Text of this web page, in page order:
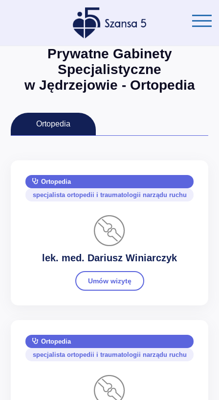
Prywatne Gabinety
Specjalistyczne
w Jędrzejowie - Ortopedia
Ortopedia
Ortopedia
specjalista ortopedii i traumatologii narządu ruchu
lek. med. Dariusz Winiarczyk
Umów wizytę
Ortopedia
specjalista ortopedii i traumatologii narządu ruchu